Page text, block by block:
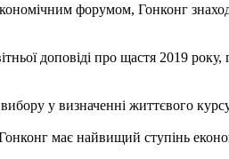
форумом, Гонконг
доповіді про щастя 2019
у визначенні життєвого
має найвищий ступінь